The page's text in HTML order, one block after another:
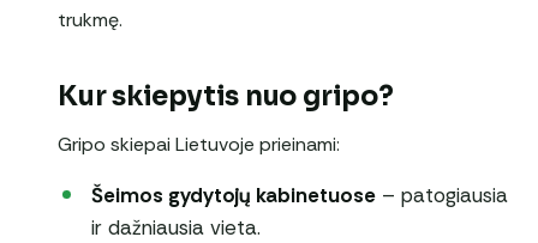
trukmę.
Kur skiepytis nuo gripo?
Gripo skiepai Lietuvoje prieinami:
Šeimos gydytojų kabinetuose – patogiausia
ir dažniausia vieta.